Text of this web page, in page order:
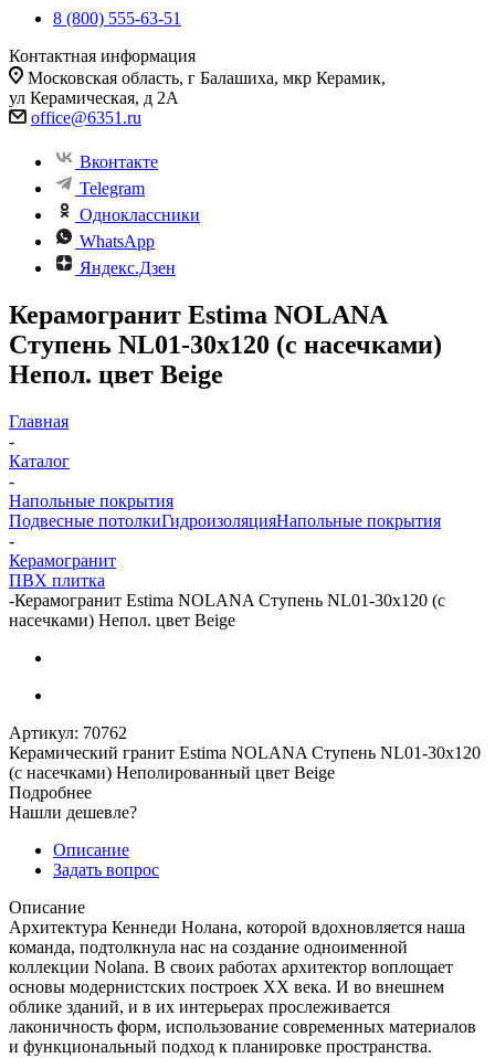
8 (800) 555-63-51
Контактная информация
Московская область, г Балашиха, мкр Керамик,
ул Керамическая, д 2А
office@6351.ru
Вконтакте
Telegram
Одноклассники
WhatsApp
Яндекс.Дзен
Керамогранит Estima NOLANA
Ступень NL01-30x120 (с насечками)
Непол. цвет Beige
Главная
-
Каталог
-
Напольные покрытия
Подвесные потолкиГидроизоляцияНапольные покрытия
-
Керамогранит
ПВХ плитка
-Керамогранит Estima NOLANA Ступень NL01-30x120 (с
насечками) Непол. цвет Beige
Артикул: 70762
Керамический гранит Estima NOLANA Ступень NL01-30x120
(с насечками) Неполированный цвет Beige
Подробнее
Нашли дешевле?
Описание
Задать вопрос
Описание
Архитектура Кеннеди Нолана, которой вдохновляется наша
команда, подтолкнула нас на создание одноименной
коллекции Nolana. В своих работах архитектор воплощает
основы модернистских построек ХХ века. И во внешнем
облике зданий, и в их интерьерах прослеживается
лаконичность форм, использование современных материалов
и функциональный подход к планировке пространства.